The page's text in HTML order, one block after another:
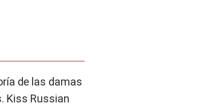
de las damas
Kiss Russian